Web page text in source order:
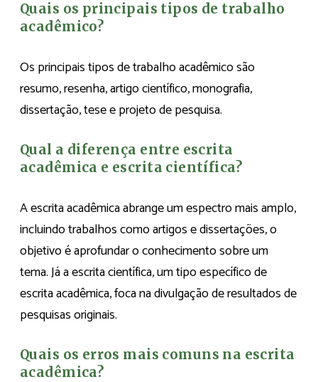
Quais os principais tipos de trabalho
acadêmico?
Os principais tipos de trabalho acadêmico são
resumo, resenha, artigo científico, monografia,
dissertação, tese e projeto de pesquisa.
Qual a diferença entre escrita
acadêmica e escrita científica?
A escrita acadêmica abrange um espectro mais amplo,
incluindo trabalhos como artigos e dissertações, o
objetivo é aprofundar o conhecimento sobre um
tema. Já a escrita científica, um tipo específico de
escrita acadêmica, foca na divulgação de resultados de
pesquisas originais.
Quais os erros mais comuns na escrita
acadêmica?